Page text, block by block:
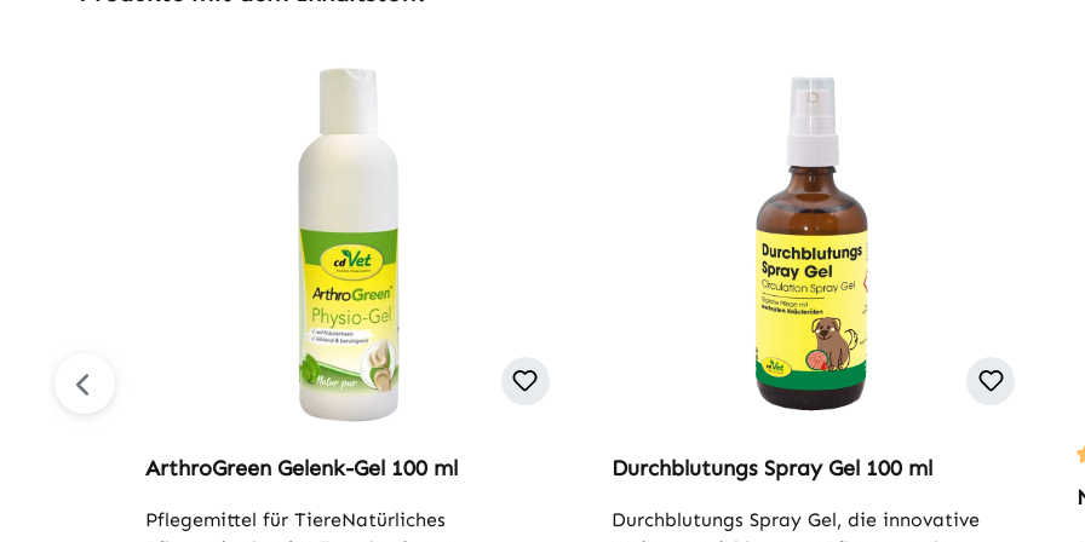
ArthroGreen Gelenk-Gel 100 ml
Pflegemittel für TiereNatürliches
Durchblutungs Spray Gel 100 ml
Durchblutungs Spray Gel, die innovative